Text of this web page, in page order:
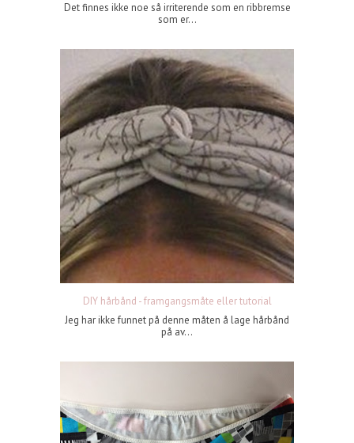
Det finnes ikke noe så irriterende som en ribbremse
som er...
DIY hårbånd - framgangsmåte eller tutorial
Jeg har ikke funnet på denne måten å lage hårbånd
på av...